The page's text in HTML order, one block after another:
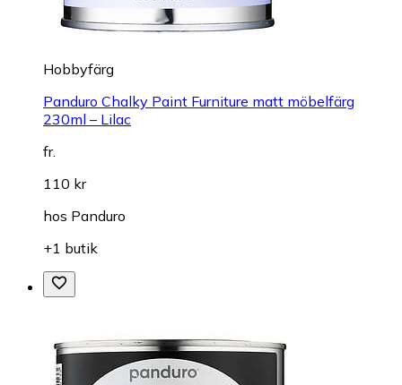
Hobbyfärg
Panduro Chalky Paint Furniture matt möbelfärg
230ml – Lilac
fr.
110 kr
hos Panduro
+1 butik